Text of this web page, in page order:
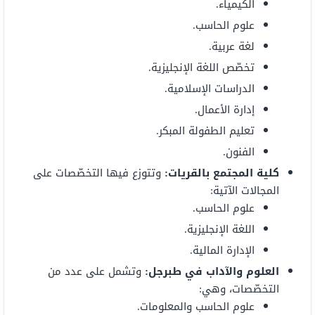
الكيمياء.
علوم الحاسب.
لغة عربية.
تخصّص اللغة الإنجليزية.
الدراسات الإسلامية.
إدارة الأعمال.
تعليم الطفولة المبكر.
الفنون.
كلية المجتمع بالقريات: وتتوزع فيها التخصّصات على
المجالات الآتية:
علوم الحاسب.
اللغة الإنجليزية.
الإدارة المالية.
العلوم والآداب في طبرجل: وتشمل على عدد من
التخصّصات، وهي:
علوم الحاسب والمعلومات.